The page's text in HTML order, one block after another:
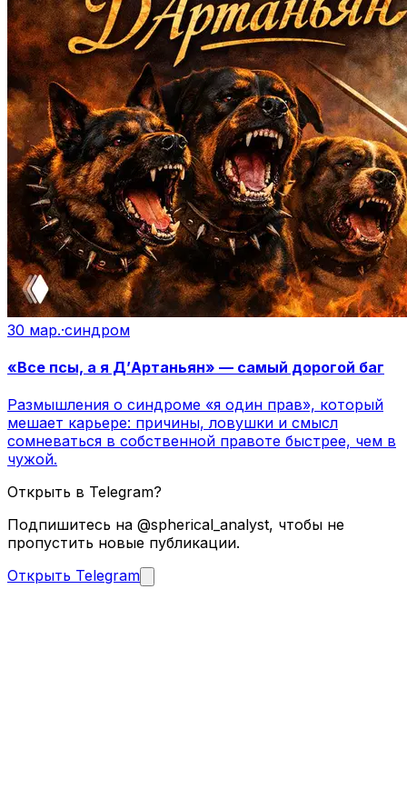
30 мар.·синдром
«Все псы, а я Д’Артаньян» — самый дорогой баг
Размышления о синдроме «я один прав», который
мешает карьере: причины, ловушки и смысл
сомневаться в собственной правоте быстрее, чем в
чужой.
Открыть в Telegram?
Подпишитесь на @spherical_analyst, чтобы не
пропустить новые публикации.
Открыть Telegram